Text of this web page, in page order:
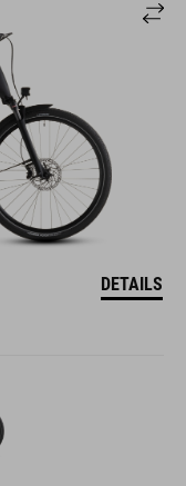
DETAILS